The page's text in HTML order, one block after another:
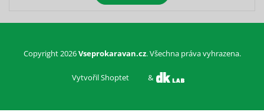
Vytvořil Shoptet &
Copyright 2026Vseprokaravan.cz. Všechna práva vyhrazena.